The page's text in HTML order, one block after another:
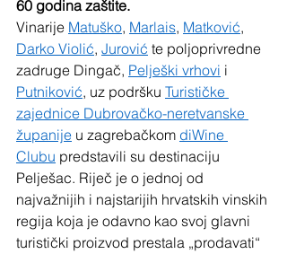
60 godina zaštite.
Vinarije Matuško, Marlais, Matković,
Darko Violić, Jurović te poljoprivredne
zadruge Dingač, Pelješki vrhovi i
Putniković, uz podršku Turističke
zajednice Dubrovačko-neretvanske
županije u zagrebačkom diWine
Clubu predstavili su destinaciju
Pelješac. Riječ je o jednoj od
najvažnijih i najstarijih hrvatskih vinskih
regija koja je odavno kao svoj glavni
turistički proizvod prestala „prodavati“